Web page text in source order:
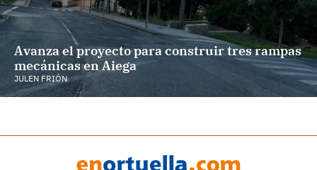
Avanza el proyecto para construir tres rampas
mecánicas en Aiega
JULEN FRIÓN